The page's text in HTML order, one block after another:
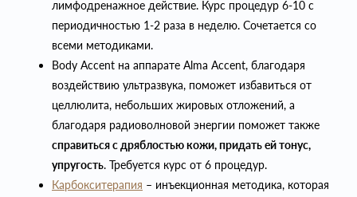
лимфодренажное действие. Курс процедур 6-10 с
периодичностью 1-2 раза в неделю. Сочетается со
всеми методиками.
Body Accent на аппарате Alma Accent, благодаря
воздействию ультразвука, поможет избавиться от
целлюлита, небольших жировых отложений, а
благодаря радиоволновой энергии поможет также
справиться с дряблостью кожи, придать ей тонус,
упругость. Требуется курс от 6 процедур.
Карбокситерапия – инъекционная методика, которая